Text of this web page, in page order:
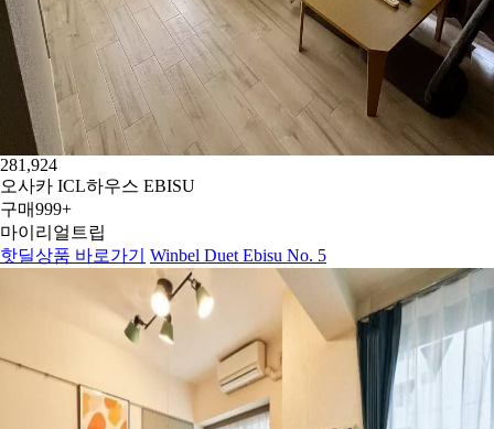
281,924
오사카 ICL하우스 EBISU
구매999+
마이리얼트립
핫딜상품 바로가기
Winbel Duet Ebisu No. 5